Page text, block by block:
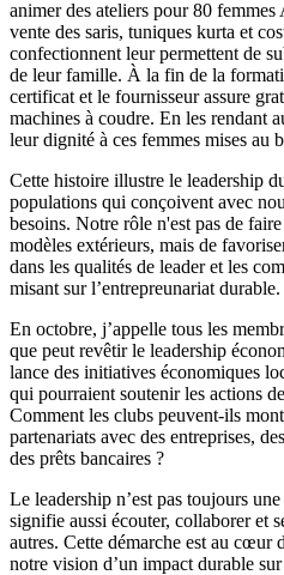
animer des ateliers pour 80
vente des saris, tuniques kurta et
confectionnent leur permettent de
de leur famille. À la fin de la
certificat et le fournisseur assure
machines à coudre. En les rendant
leur dignité à ces femmes mises au
Cette histoire illustre le leadership
populations qui conçoivent avec
besoins. Notre rôle n'est pas de
modèles extérieurs, mais de
dans les qualités de leader et les
misant sur l’entrepreunariat durable.
En octobre, j’appelle tous les
que peut revêtir le leadership
lance des initiatives économiques
qui pourraient soutenir les actions
Comment les clubs peuvent-ils
partenariats avec des entreprises,
des prêts bancaires ?
Le leadership n’est pas toujours
signifie aussi écouter, collaborer et
autres. Cette démarche est au cœur
notre vision d’un impact durable